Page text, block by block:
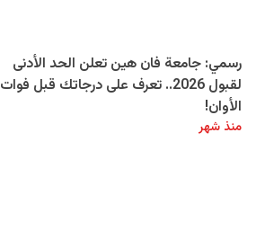
رسمي: جامعة فان هين تعلن الحد الأدنى
لقبول 2026.. تعرف على درجاتك قبل فوات
الأوان!
منذ شهر